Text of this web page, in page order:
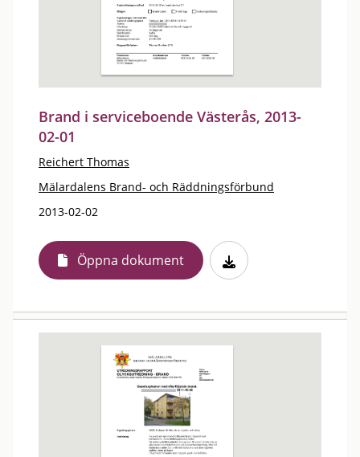
Brand i serviceboende Västerås, 2013-
02-01
Reichert Thomas
Mälardalens Brand- och Räddningsförbund
2013-02-02
Öppna dokument